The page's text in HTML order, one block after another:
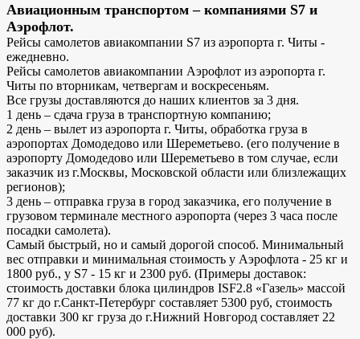
Авиационным транспортом – компаниями S7 и
Аэрофлот.
Рейсы самолетов авиакомпании S7 из аэропорта г. Читы -
ежедневно.
Рейсы самолетов авиакомпании Аэрофлот из аэропорта г.
Читы по вторникам, четвергам и воскресеньям.
Все грузы доставляются до наших клиентов за 3 дня.
1 день – сдача груза в транспортную компанию;
2 день – вылет из аэропорта г. Читы, обработка груза в
аэропортах Домодедово или Шереметьево. (его получение в
аэропорту Домодедово или Шереметьево в том случае, если
заказчик из г.Москвы, Московской области или близлежащих
регионов);
3 день – отправка груза в город заказчика, его получение в
грузовом терминале местного аэропорта (через 3 часа после
посадки самолета).
Самый быстрый, но и самый дорогой способ. Минимальный
вес отправки и минимальная стоимость у Аэрофлота - 25 кг и
1800 руб., у S7 - 15 кг и 2300 руб. (Примеры доставок:
стоимость доставки блока цилиндров ISF2.8 «Газель» массой
77 кг до г.Санкт-Петербург составляет 5300 руб, стоимость
доставки 300 кг груза до г.Нижний Новгород составляет 22
000 руб).